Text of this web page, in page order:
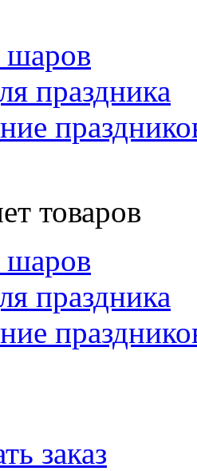
шаров
праздника
товаров
шаров
праздника
заказ